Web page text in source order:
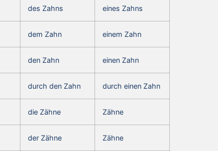
des Zahns eines Zahns
dem Zahn einem Zahn
den Zahn einen Zahn
durch den Zahn durch einen Zahn
die Zähne Zähne
der Zähne Zähne